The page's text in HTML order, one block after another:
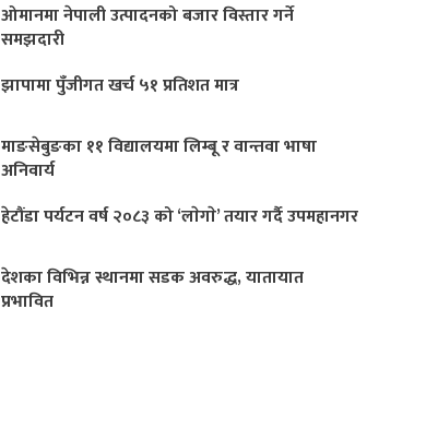
ओमानमा नेपाली उत्पादनको बजार विस्तार गर्ने
समझदारी
झापामा पुँजीगत खर्च ५१ प्रतिशत मात्र
माङसेबुङका ११ विद्यालयमा लिम्बू र वान्तवा भाषा
अनिवार्य
हेटौंडा पर्यटन वर्ष २०८३ को ‘लाेगाे’ तयार गर्दै उपमहानगर
देशका विभिन्न स्थानमा सडक अवरुद्ध, यातायात
प्रभावित